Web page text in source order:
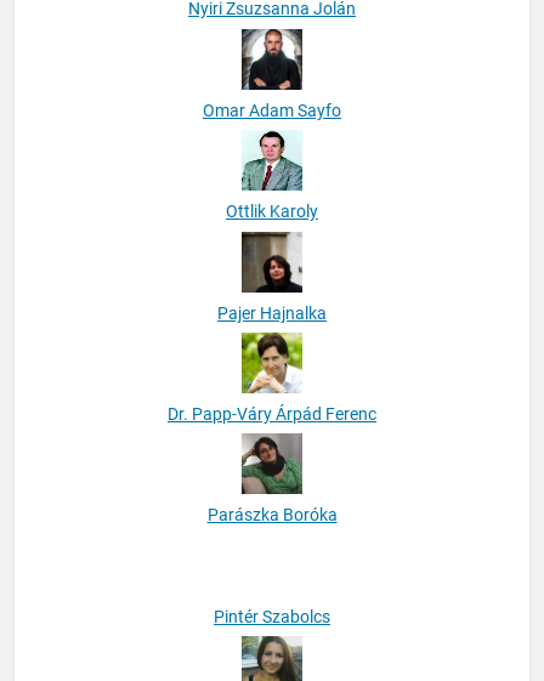
Nyiri Zsuzsanna Jolán
Omar Adam Sayfo
Ottlik Karoly
Pajer Hajnalka
Dr. Papp-Váry Árpád Ferenc
Pintér Szabolcs